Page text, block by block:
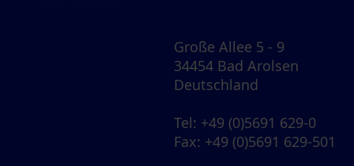
Große Allee 5 - 9
34454 Bad Arolsen
Deutschland
Tel: +49 (0)5691 629-0
Fax: +49 (0)5691 629-501